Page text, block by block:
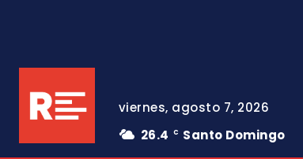
viernes, agosto 7, 2026
26.4
C Santo Domingo